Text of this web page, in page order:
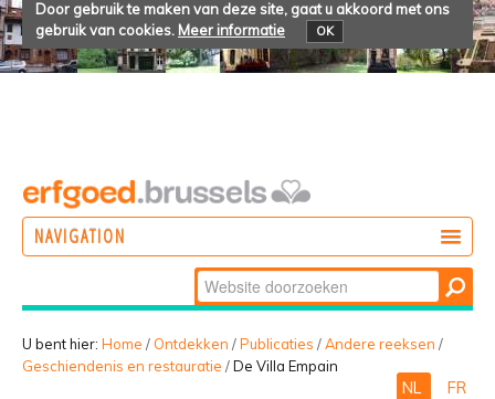
Door gebruik te maken van deze site, gaat u akkoord met ons
gebruik van cookies. Meer informatie OK
NAVIGATION
BELEVEN
Zoek
Geavanceerd
zoeken...
U bent hier: Home / Ontdekken /Publicaties /Andere reeksen /
Geschiendenis en restauratie /De Villa Empain
NL FR